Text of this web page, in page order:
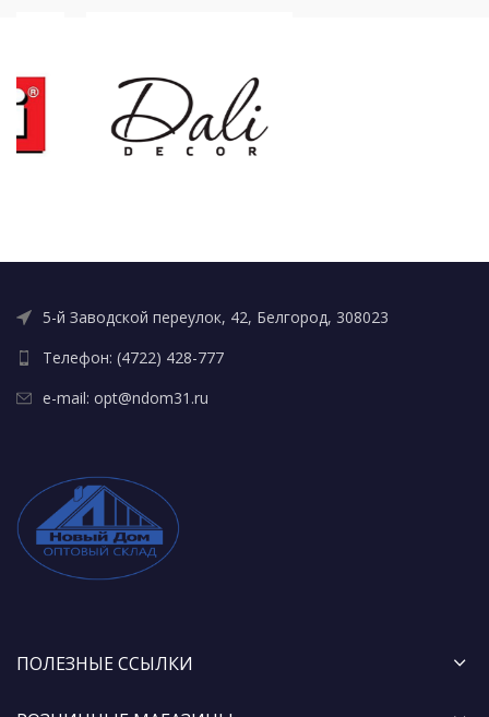
5-й Заводской переулок, 42, Белгород, 308023
Телефон: (4722) 428-777
e-mail: opt@ndom31.ru
ПОЛЕЗНЫЕ ССЫЛКИ